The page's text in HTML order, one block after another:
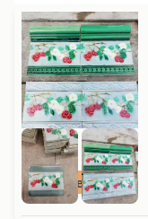
veel meer op site